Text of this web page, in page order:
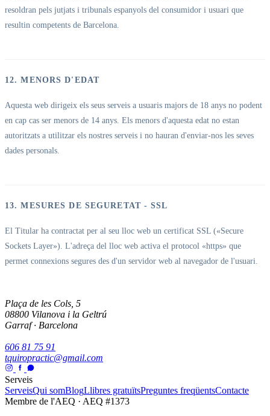
resoldran pels jutjats i tribunals espanyols del consumidor i usuari que
resultin competents de Barcelona.
12. MENORS D'EDAT
Aquesta web dirigeix els seus serveis a usuaris majors de 18 anys no podent
en cap cas ser menors de 14 anys. Els menors d'aquesta edat no estan
autoritzats a utilitzar els nostres serveis i no hauran d'enviar-nos les seves
dades personals.
13. MESURES DE SEGURETAT - SSL
El Titular ha contractat per al seu lloc web un certificat SSL («Secure
Sockets Layer»). L'adreça del lloc web activa el protocol «https» que
permet connexions segures des d'un servidor web al navegador de l'usuari.
Plaça de les Cols, 5
08800 Vilanova i la Geltrú
Garraf · Barcelona
606 81 75 91
tquiropractic@gmail.com
Serveis
ServeisQui somBlogLlibres gratuïtsPreguntes freqüentsContacte
Membre de l'AEQ · AEQ #1373